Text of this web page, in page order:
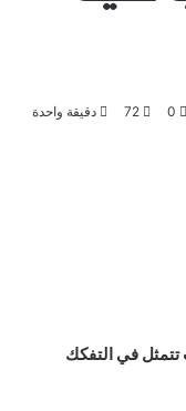
0
72 دقيقة واحدة
في التفكك